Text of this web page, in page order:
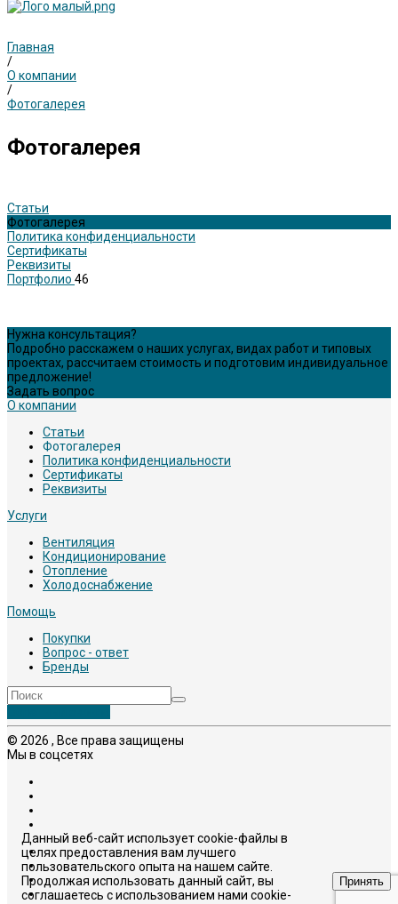
Главная
/
О компании
/
Фотогалерея
Фотогалерея
Статьи
Фотогалерея
Политика конфиденциальности
Сертификаты
Реквизиты
Портфолио 46
Нужна консультация?
Подробно расскажем о наших услугах, видах работ и типовых
проектах, рассчитаем стоимость и подготовим индивидуальное
предложение!
Задать вопрос
О компании
Статьи
Фотогалерея
Политика конфиденциальности
Сертификаты
Реквизиты
Услуги
Вентиляция
Кондиционирование
Отопление
Холодоснабжение
Помощь
Покупки
Вопрос - ответ
Бренды
© 2026 , Все права защищены
Мы в соцсетях
Данный веб-сайт использует cookie-файлы в
целях предоставления вам лучшего
пользовательского опыта на нашем сайте.
Продолжая использовать данный сайт, вы
соглашаетесь с использованием нами cookie-
Принять